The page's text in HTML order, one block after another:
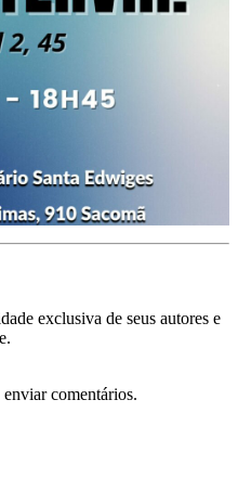
exclusiva de seus autores e
comentários.